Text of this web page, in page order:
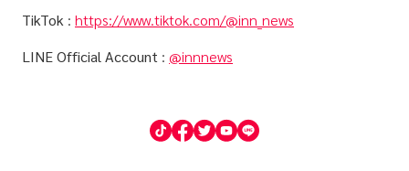
TikTok : https://www.tiktok.com/@inn_news
LINE Official Account : @innnews